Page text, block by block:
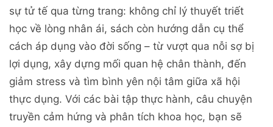
sự tử tế qua từng trang: không chỉ lý thuyết triết
học về lòng nhân ái, sách còn hướng dẫn cụ thể
cách áp dụng vào đời sống – từ vượt qua nỗi sợ bị
lợi dụng, xây dựng mối quan hệ chân thành, đến
giảm stress và tìm bình yên nội tâm giữa xã hội
thực dụng. Với các bài tập thực hành, câu chuyện
truyền cảm hứng và phân tích khoa học, bạn sẽ